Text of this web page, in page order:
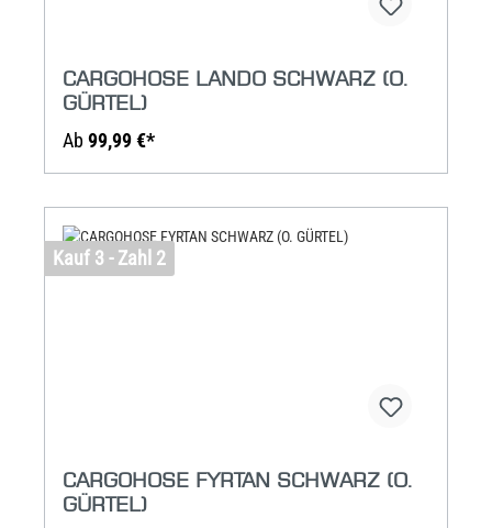
CARGOHOSE LANDO SCHWARZ (O.
GÜRTEL)
Ab 99,99 €*
Kauf 3 - Zahl 2
CARGOHOSE FYRTAN SCHWARZ (O.
GÜRTEL)